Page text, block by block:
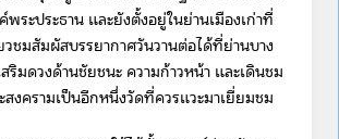
ระประธาน และยังตั้งอยู่ในย่านเมืองเก่าที่
วชมสัมผัสบรรยากาศวันวานต่อได้ที่ย่านบาง
ริมดวงด้านชัยชนะ ความก้าวหน้า และเดินชม
สงครามเป็นอีกหนึ่งวัดที่ควรแวะมาเยี่ยมชม